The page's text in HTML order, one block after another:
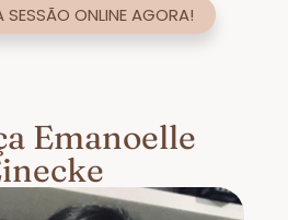
SESSÃO ONLINE AGORA!
Emanoelle